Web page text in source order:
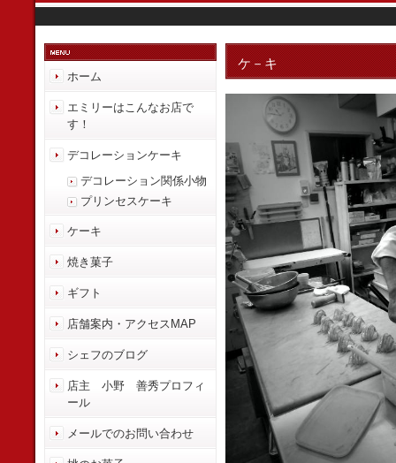
ケ－キ
ホーム
エミリーはこんなお店で
す！
デコレーションケーキ
デコレーション関係小物
プリンセスケーキ
ケーキ
焼き菓子
ギフト
店舗案内・アクセスMAP
シェフのブログ
店主 小野 善秀プロフィ
ール
メールでのお問い合わせ